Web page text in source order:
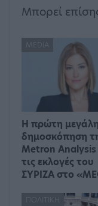
Μπορεί
MEDIA
Η πρώτη μεγάλη
δημοσκόπηση
Metron Analysis
τις εκλογές του
ΣΥΡΙΖΑ στο
ΠΟΛΙΤΙΚΉ